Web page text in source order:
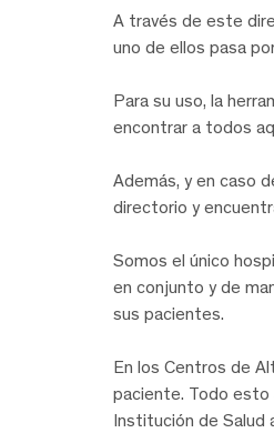
A través de este
uno de ellos pasa
Para su uso, la
encontrar a todos
Además, y en caso
directorio y
Somos el único
en conjunto y de
sus pacientes.
En los Centros de
paciente. Todo esto
Institución de Salud